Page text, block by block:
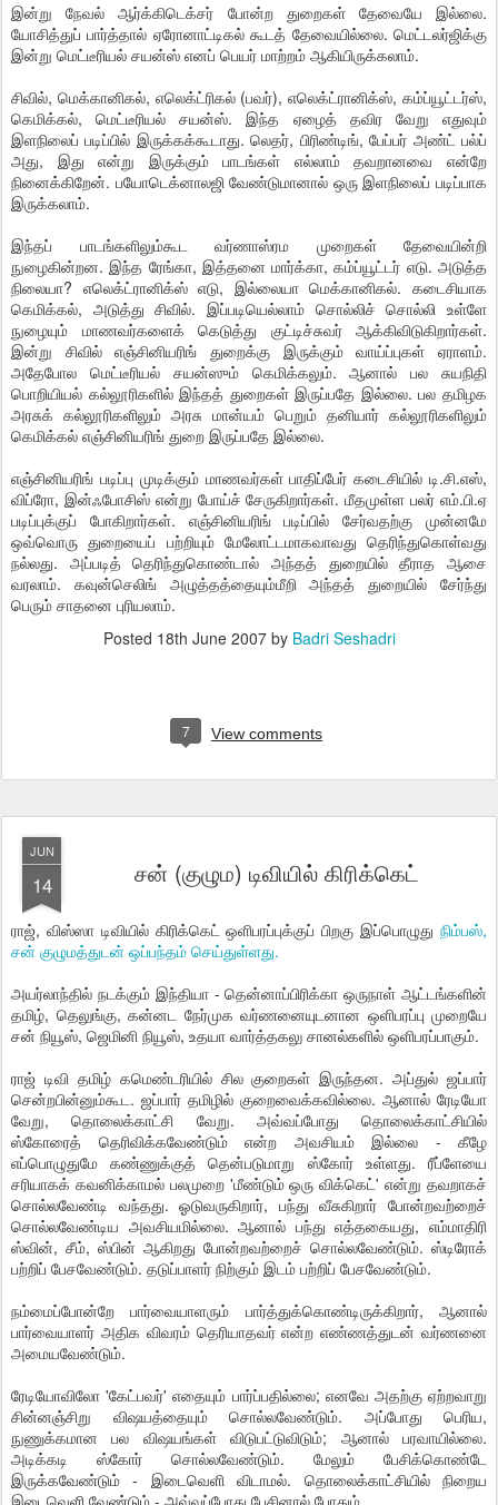
இன்று நேவல் ஆர்க்கிடெக்சர் போன்ற துறைகள் தேவையே இல்லை.
யோசித்துப் பார்த்தால் ஏரோனாட்டிகல் கூடத் தேவையில்லை. மெட்டலர்ஜிக்கு
இன்று மெட்டீரியல் சயன்ஸ் எனப் பெயர் மாற்றம் ஆகியிருக்கலாம்.
சிவில், மெக்கானிகல், எலெக்ட்ரிகல் (பவர்), எலெக்ட்ரானிக்ஸ், கம்ப்யூட்டர்ஸ்,
கெமிக்கல், மெட்டீரியல் சயன்ஸ். இந்த ஏழைத் தவிர வேறு எதுவும்
இளநிலைப் படிப்பில் இருக்கக்கூடாது. லெதர், பிரிண்டிங், பேப்பர் அண்ட் பல்ப்
அது, இது என்று இருக்கும் பாடங்கள் எல்லாம் தவறானவை என்றே
நினைக்கிறேன். பயோடெக்னாலஜி வேண்டுமானால் ஒரு இளநிலைப் படிப்பாக
இருக்கலாம்.
இந்தப் பாடங்களிலும்கூட வர்ணாஸ்ரம முறைகள் தேவையின்றி
நுழைகின்றன. இந்த ரேங்கா, இத்தனை மார்க்கா, கம்ப்யூட்டர் எடு. அடுத்த
நிலையா? எலெக்ட்ரானிக்ஸ் எடு, இல்லையா மெக்கானிகல். கடைசியாக
கெமிக்கல், அடுத்து சிவில். இப்படியெல்லாம் சொல்லிச் சொல்லி உள்ளே
நுழையும் மாணவர்களைக் கெடுத்து குட்டிச்சுவர் ஆக்கிவிடுகிறார்கள்.
இன்று சிவில் எஞ்சினியரிங் துறைக்கு இருக்கும் வாய்ப்புகள் ஏராளம்.
அதேபோல மெட்டீரியல் சயன்ஸும் கெமிக்கலும். ஆனால் பல சுயநிதி
பொறியியல் கல்லூரிகளில் இந்தத் துறைகள் இருப்பதே இல்லை. பல தமிழக
அரசுக் கல்லூரிகளிலும் அரசு மான்யம் பெறும் தனியார் கல்லூரிகளிலும்
கெமிக்கல் எஞ்சினியரிங் துறை இருப்பதே இல்லை.
எஞ்சினியரிங் படிப்பு முடிக்கும் மாணவர்கள் பாதிப்பேர் கடைசியில் டி.சி.எஸ்,
விப்ரோ, இன்ஃபோசிஸ் என்று போய்ச் சேருகிறார்கள். மீதமுள்ள பலர் எம்.பி.ஏ
படிப்புக்குப் போகிறார்கள். எஞ்சினியரிங் படிப்பில் சேர்வதற்கு முன்னமே
ஒவ்வொரு துறையைப் பற்றியும் மேலோட்டமாகவாவது தெரிந்துகொள்வது
நல்லது. அப்படித் தெரிந்துகொண்டால் அந்தத் துறையில் தீராத ஆசை
வரலாம். கவுன்செலிங் அழுத்தத்தையும்மீறி அந்தத் துறையில் சேர்ந்து
பெரும் சாதனை புரியலாம்.
Posted 18th June 2007by Badri Seshadri
7 View comments
JUN
14 சன் (குழும) டிவியில் கிரிக்கெட்
ராஜ், விஸ்ஸா டிவியில் கிரிக்கெட் ஒளிபரப்புக்குப் பிறகு இப்பொழுது நிம்பஸ்,
சன் குழுமத்துடன் ஒப்பந்தம் செய்துள்ளது.
அயர்லாந்தில் நடக்கும் இந்தியா - தென்னாப்பிரிக்கா ஒருநாள் ஆட்டங்களின்
தமிழ், தெலுங்கு, கன்னட நேர்முக வர்ணனையுடனான ஒளிபரப்பு முறையே
சன் நியூஸ், ஜெமினி நியூஸ், உதயா வார்த்தகலு சானல்களில் ஒளிபரப்பாகும்.
ராஜ் டிவி தமிழ் கமெண்டரியில் சில குறைகள் இருந்தன. அப்துல் ஜப்பார்
சென்றபின்னும்கூட. ஜப்பார் தமிழில் குறைவைக்கவில்லை. ஆனால் ரேடியோ
வேறு, தொலைக்காட்சி வேறு. அவ்வப்போது தொலைக்காட்சியில்
ஸ்கோரைத் தெரிவிக்கவேண்டும் என்ற அவசியம் இல்லை - கீழே
எப்பொழுதுமே கண்ணுக்குத் தென்படுமாறு ஸ்கோர் உள்ளது. ரீப்ளேயை
சரியாகக் கவனிக்காமல் பலமுறை 'மீண்டும் ஒரு விக்கெட்' என்று தவறாகச்
சொல்லவேண்டி வந்தது. ஓடுவருகிறார், பந்து வீசுகிறார் போன்றவற்றைச்
சொல்லவேண்டிய அவசியமில்லை. ஆனால் பந்து எத்தகையது, எம்மாதிரி
ஸ்வின், சீம், ஸ்பின் ஆகிறது போன்றவற்றைச் சொல்லவேண்டும். ஸ்டிரோக்
பற்றிப் பேசவேண்டும். தடுப்பாளர் நிற்கும் இடம் பற்றிப் பேசவேண்டும்.
நம்மைப்போன்றே பார்வையாளரும் பார்த்துக்கொண்டிருக்கிறார், ஆனால்
பார்வையாளர் அதிக விவரம் தெரியாதவர் என்ற எண்ணத்துடன் வர்ணனை
அமையவேண்டும்.
ரேடியோவிலோ 'கேட்பவர்' எதையும் பார்ப்பதில்லை; எனவே அதற்கு ஏற்றவாறு
சின்னஞ்சிறு விஷயத்தையும் சொல்லவேண்டும். அப்போது பெரிய,
நுணுக்கமான பல விஷயங்கள் விடுபட்டுவிடும்; ஆனால் பரவாயில்லை.
அடிக்கடி ஸ்கோர் சொல்லவேண்டும். மேலும் பேசிக்கொண்டே
இருக்கவேண்டும் - இடைவெளி விடாமல். தொலைக்காட்சியில் நிறைய
இடைவெளி வேண்டும் - அவ்வப்போது பேசினால் போதும்.